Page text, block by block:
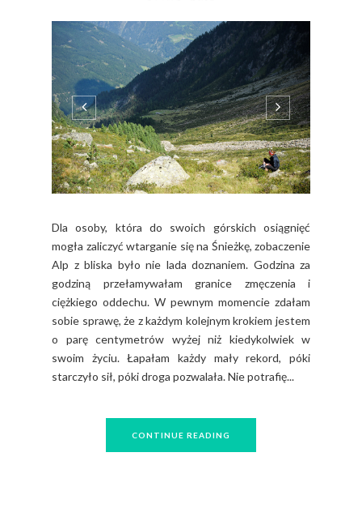
Dla osoby, która do swoich górskich osiągnięć
mogła zaliczyć wtarganie się na Śnieżkę, zobaczenie
Alp z bliska było nie lada doznaniem. Godzina za
godziną przełamywałam granice zmęczenia i
ciężkiego oddechu. W pewnym momencie zdałam
sobie sprawę, że z każdym kolejnym krokiem jestem
o parę centymetrów wyżej niż kiedykolwiek w
swoim życiu. Łapałam każdy mały rekord, póki
starczyło sił, póki droga pozwalała. Nie potrafię...
CONTINUE READING